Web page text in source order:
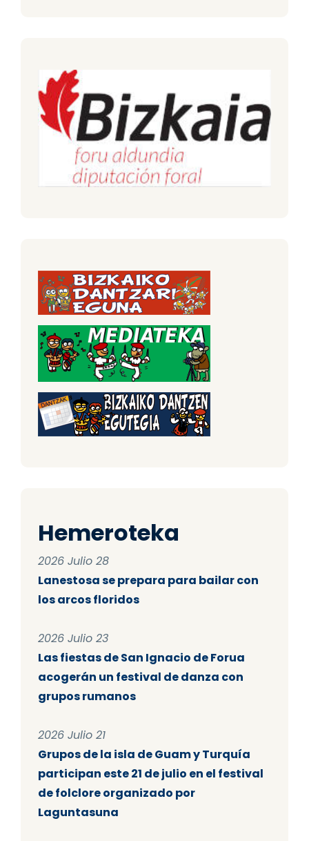
Hemeroteka
2026 Julio 28
Lanestosa se prepara para bailar con
los arcos floridos
2026 Julio 23
Las fiestas de San Ignacio de Forua
acogerán un festival de danza con
grupos rumanos
2026 Julio 21
Grupos de la isla de Guam y Turquía
participan este 21 de julio en el festival
de folclore organizado por
Laguntasuna